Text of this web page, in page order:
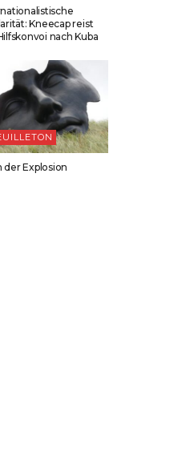
Kneecap reist
nach Kuba
der Explosion